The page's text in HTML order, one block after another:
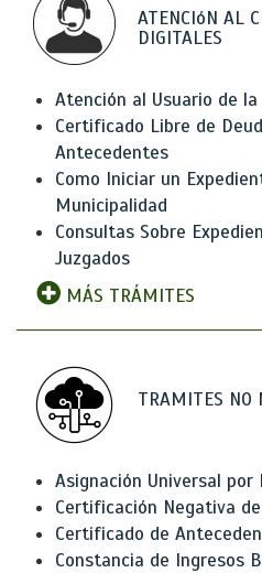
ATENCIóN AL
DIGITALES
Atención al Usuario de
Certificado Libre de
Antecedentes
Como Iniciar un
Municipalidad
Consultas Sobre
Juzgados
MÁS TRÁMITES
TRAMITES NO
Asignación Universal por
Certificación Negativa de
Certificado de
Constancia de Ingresos